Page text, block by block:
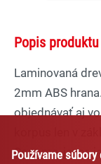
Popis produktu
Laminovaná
2mm ABS
objednávať aj
Sonoma, javor,
Používame